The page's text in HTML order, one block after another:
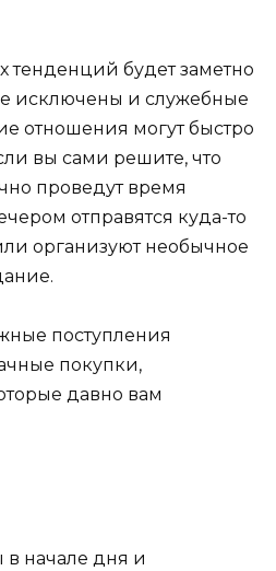
тенденций будет заметно
исключены и служебные
отношения могут быстро
вы сами решите, что
проведут время
отправятся куда-то
организуют необычное
поступления
покупки,
давно вам
в начале дня и